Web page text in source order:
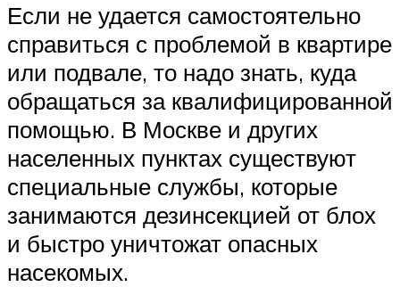
Если не удается самостоятельно
справиться с проблемой в квартире
или подвале, то надо знать, куда
обращаться за квалифицированной
помощью. В Москве и других
населенных пунктах существуют
специальные службы, которые
занимаются дезинсекцией от блох
и быстро уничтожат опасных
насекомых.